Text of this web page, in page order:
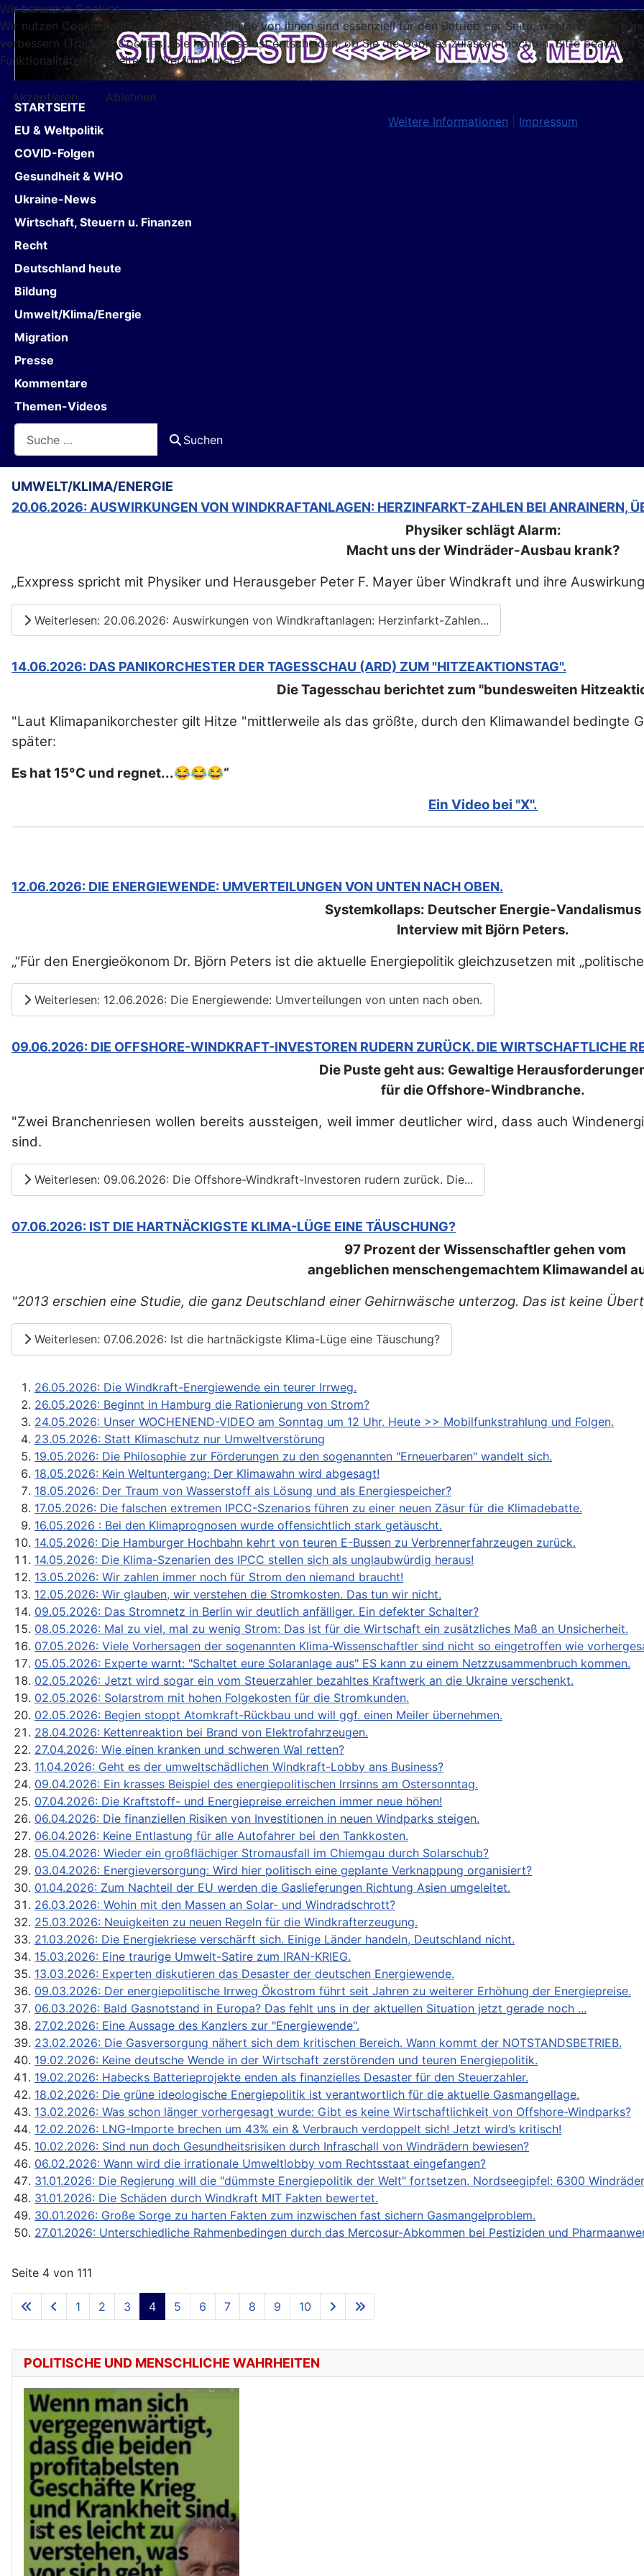
STARTSEITE
EU & Weltpolitik
COVID-Folgen
Gesundheit & WHO
Ukraine-News
Wirtschaft, Steuern u. Finanzen
Recht
Deutschland heute
Bildung
Umwelt/Klima/Energie
Migration
Presse
Kommentare
Themen-Videos
Suchen
UMWELT/KLIMA/ENERGIE
20.06.2026: AUSWIRKUNGEN VON WINDKRAFTANLAGEN: HERZINFARKT-ZAHLEN BEI ANRAINERN,
Physiker schlägt Alarm:
Macht uns der Windräder-Ausbau krank?
„Exxpress spricht mit Physiker und Herausgeber Peter F. Mayer über Windkraft und ihre
Weiterlesen: 20.06.2026: Auswirkungen von Windkraftanlagen: Herzinfarkt-Zahlen...
14.06.2026: DAS PANIKORCHESTER DER TAGESSCHAU (ARD) ZUM "HITZEAKTIONSTAG".
Die Tagesschau berichtet zum "bundesweiten
"Laut Klimapanikorchester gilt Hitze "mittlerweile als das größte, durch den Klimawandel bedingte
später:
Es hat 15°C und regnet...😂😂😂“
Ein Video bei "X".
12.06.2026: DIE ENERGIEWENDE: UMVERTEILUNGEN VON UNTEN NACH OBEN.
Systemkollaps: Deutscher Energie-Vandalismus
Interview mit Björn Peters.
„“Für den Energieökonom Dr. Björn Peters ist die aktuelle Energiepolitik gleichzusetzen mit
Weiterlesen: 12.06.2026: Die Energiewende: Umverteilungen von unten nach oben.
09.06.2026: DIE OFFSHORE-WINDKRAFT-INVESTOREN RUDERN ZURÜCK. DIE WIRTSCHAFTLICHE
Die Puste geht aus: Gewaltige
für die Offshore-Windbranche.
"Zwei Branchenriesen wollen bereits aussteigen, weil immer deutlicher wird, dass auch
sind.
Weiterlesen: 09.06.2026: Die Offshore-Windkraft-Investoren rudern zurück. Die...
07.06.2026: IST DIE HARTNÄCKIGSTE KLIMA-LÜGE EINE TÄUSCHUNG?
97 Prozent der Wissenschaftler gehen vom
angeblichen menschengemachtem Klimawandel
"2013 erschien eine Studie, die ganz Deutschland einer Gehirnwäsche unterzog. Das ist keine
Weiterlesen: 07.06.2026: Ist die hartnäckigste Klima-Lüge eine Täuschung?
26.05.2026: Die Windkraft-Energiewende ein teurer Irrweg.
26.05.2026: Beginnt in Hamburg die Rationierung von Strom?
24.05.2026: Unser WOCHENEND-VIDEO am Sonntag um 12 Uhr. Heute >> Mobilfunkstrahlung und Folgen.
23.05.2026: Statt Klimaschutz nur Umweltverstörung
19.05.2026: Die Philosophie zur Förderungen zu den sogenannten "Erneuerbaren" wandelt sich.
18.05.2026: Kein Weltuntergang: Der Klimawahn wird abgesagt!
18.05.2026: Der Traum von Wasserstoff als Lösung und als Energiespeicher?
17.05.2026: Die falschen extremen IPCC-Szenarios führen zu einer neuen Zäsur für die Klimadebatte.
16.05.2026 : Bei den Klimaprognosen wurde offensichtlich stark getäuscht.
14.05.2026: Die Hamburger Hochbahn kehrt von teuren E-Bussen zu Verbrennerfahrzeugen zurück.
14.05.2026: Die Klima-Szenarien des IPCC stellen sich als unglaubwürdig heraus!
13.05.2026: Wir zahlen immer noch für Strom den niemand braucht!
12.05.2026: Wir glauben, wir verstehen die Stromkosten. Das tun wir nicht.
09.05.2026: Das Stromnetz in Berlin wir deutlich anfälliger. Ein defekter Schalter?
08.05.2026: Mal zu viel, mal zu wenig Strom: Das ist für die Wirtschaft ein zusätzliches Maß an Unsicherheit.
07.05.2026: Viele Vorhersagen der sogenannten Klima-Wissenschaftler sind nicht so eingetroffen wie
05.05.2026: Experte warnt: "Schaltet eure Solaranlage aus" ES kann zu einem Netzzusammenbruch kommen.
02.05.2026: Jetzt wird sogar ein vom Steuerzahler bezahltes Kraftwerk an die Ukraine verschenkt.
02.05.2026: Solarstrom mit hohen Folgekosten für die Stromkunden.
02.05.2026: Begien stoppt Atomkraft-Rückbau und will ggf. einen Meiler übernehmen.
28.04.2026: Kettenreaktion bei Brand von Elektrofahrzeugen.
27.04.2026: Wie einen kranken und schweren Wal retten?
11.04.2026: Geht es der umweltschädlichen Windkraft-Lobby ans Business?
09.04.2026: Ein krasses Beispiel des energiepolitischen Irrsinns am Ostersonntag.
07.04.2026: Die Kraftstoff- und Energiepreise erreichen immer neue höhen!
06.04.2026: Die finanziellen Risiken von Investitionen in neuen Windparks steigen.
06.04.2026: Keine Entlastung für alle Autofahrer bei den Tankkosten.
05.04.2026: Wieder ein großflächiger Stromausfall im Chiemgau durch Solarschub?
03.04.2026: Energieversorgung: Wird hier politisch eine geplante Verknappung organisiert?
01.04.2026: Zum Nachteil der EU werden die Gaslieferungen Richtung Asien umgeleitet.
26.03.2026: Wohin mit den Massen an Solar- und Windradschrott?
25.03.2026: Neuigkeiten zu neuen Regeln für die Windkrafterzeugung.
21.03.2026: Die Energiekriese verschärft sich. Einige Länder handeln, Deutschland nicht.
15.03.2026: Eine traurige Umwelt-Satire zum IRAN-KRIEG.
13.03.2026: Experten diskutieren das Desaster der deutschen Energiewende.
09.03.2026: Der energiepolitische Irrweg Ökostrom führt seit Jahren zu weiterer Erhöhung der Energiepreise.
06.03.2026: Bald Gasnotstand in Europa? Das fehlt uns in der aktuellen Situation jetzt gerade noch ...
27.02.2026: Eine Aussage des Kanzlers zur "Energiewende".
23.02.2026: Die Gasversorgung nähert sich dem kritischen Bereich. Wann kommt der NOTSTANDSBETRIEB.
19.02.2026: Keine deutsche Wende in der Wirtschaft zerstörenden und teuren Energiepolitik.
19.02.2026: Habecks Batterieprojekte enden als finanzielles Desaster für den Steuerzahler.
18.02.2026: Die grüne ideologische Energiepolitik ist verantwortlich für die aktuelle Gasmangellage.
13.02.2026: Was schon länger vorhergesagt wurde: Gibt es keine Wirtschaftlichkeit von Offshore-Windparks?
12.02.2026: LNG-Importe brechen um 43% ein & Verbrauch verdoppelt sich! Jetzt wird’s kritisch!
10.02.2026: Sind nun doch Gesundheitsrisiken durch Infraschall von Windrädern bewiesen?
06.02.2026: Wann wird die irrationale Umweltlobby vom Rechtsstaat eingefangen?
31.01.2026: Die Regierung will die "dümmste Energiepolitik der Welt" fortsetzen. Nordseegipfel: 6300
31.01.2026: Die Schäden durch Windkraft MIT Fakten bewertet.
30.01.2026: Große Sorge zu harten Fakten zum inzwischen fast sichern Gasmangelproblem.
27.01.2026: Unterschiedliche Rahmenbedingen durch das Mercosur-Abkommen bei Pestiziden und
Seite 4 von 111
1 2 3 4 5 6 7 8 9 10
POLITISCHE UND MENSCHLICHE WAHRHEITEN
Wir benutzen Cookies
Wir nutzen Cookies auf unserer Website. Einige von ihnen sind essenziell für den Betrieb der Seite, während andere
verbessern (Tracking Cookies). Sie können selbst entscheiden, ob Sie die Cookies zulassen möchten. Bitte
Funktionalitäten der Seite zur Verfügung stehen.
Akzeptieren
Ablehnen
Weitere Informationen
Impressum